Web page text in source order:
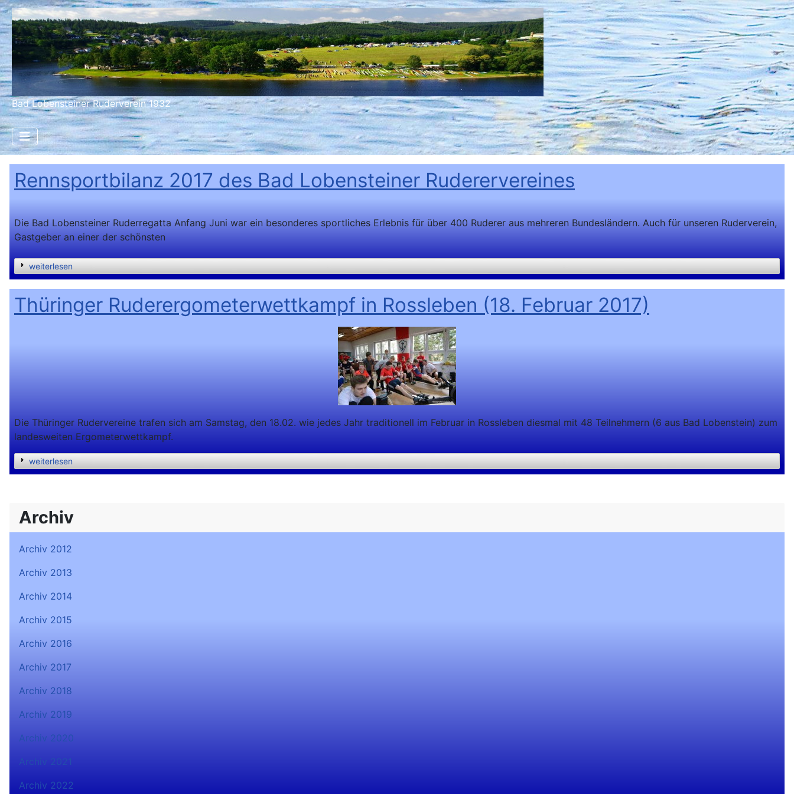
Bad Lobensteiner Ruderverein 1932
Rennsportbilanz 2017 des Bad Lobensteiner Ruderervereines
Die Bad Lobensteiner Ruderregatta Anfang Juni war ein besonderes sportliches Erlebnis für über 400 Ruderer aus mehreren Bundesländern. Auch für unseren Ruderverein,
Gastgeber an einer der schönsten
weiterlesen
Thüringer Ruderergometerwettkampf in Rossleben (18. Februar 2017)
Die Thüringer Rudervereine trafen sich am Samstag, den 18.02. wie jedes Jahr traditionell im Februar in Rossleben diesmal mit 48 Teilnehmern (6 aus Bad Lobenstein) zum
landesweiten Ergometerwettkampf.
weiterlesen
Archiv
Archiv 2012
Archiv 2013
Archiv 2014
Archiv 2015
Archiv 2016
Archiv 2017
Archiv 2018
Archiv 2019
Archiv 2020
Archiv 2021
Archiv 2022